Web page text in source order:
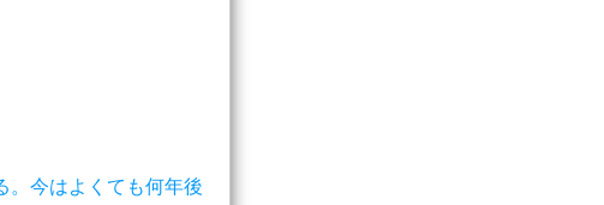
。今はよくても何年後